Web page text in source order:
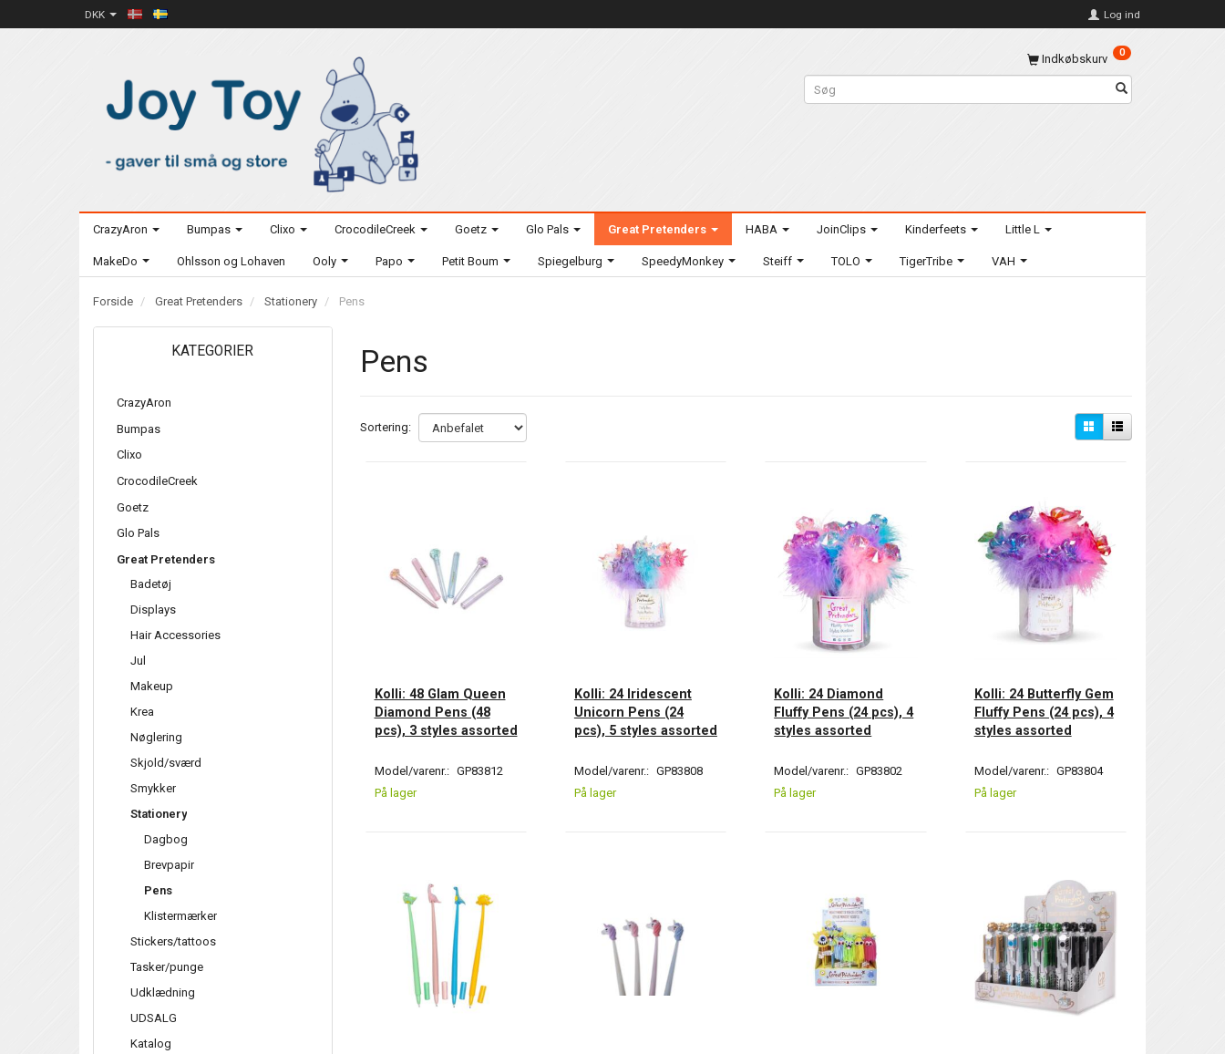
DKK Log ind
Indkøbskurv 0
CrazyAron Bumpas Clixo CrocodileCreek Goetz Glo Pals Great Pretenders HABA JoinClips Kinderfeets Little L
MakeDo Ohlsson og Lohaven Ooly Papo Petit Boum Spiegelburg SpeedyMonkey Steiff TOLO TigerTribe VAH
Forside Great Pretenders Stationery Pens
KATEGORIER
CrazyAron
Bumpas
Clixo
CrocodileCreek
Goetz
Glo Pals
Great Pretenders
Badetøj
Displays
Hair Accessories
Jul
Makeup
Krea
Nøglering
Skjold/sværd
Smykker
Stationery
Dagbog
Brevpapir
Pens
Klistermærker
Stickers/tattoos
Tasker/punge
Udklædning
UDSALG
Katalog
Pens
Sortering:
Kolli: 48 Glam Queen
Diamond Pens (48
pcs), 3 styles assorted
Model/varenr.: GP83812
På lager
Kolli: 24 Iridescent
Unicorn Pens (24
pcs), 5 styles assorted
Model/varenr.: GP83808
På lager
Kolli: 24 Diamond
Fluffy Pens (24 pcs), 4
styles assorted
Model/varenr.: GP83802
På lager
Kolli: 24 Butterfly Gem
Fluffy Pens (24 pcs), 4
styles assorted
Model/varenr.: GP83804
På lager